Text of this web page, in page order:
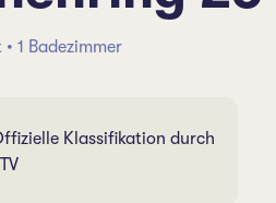
1 Badezimmer
Klassifikation durch